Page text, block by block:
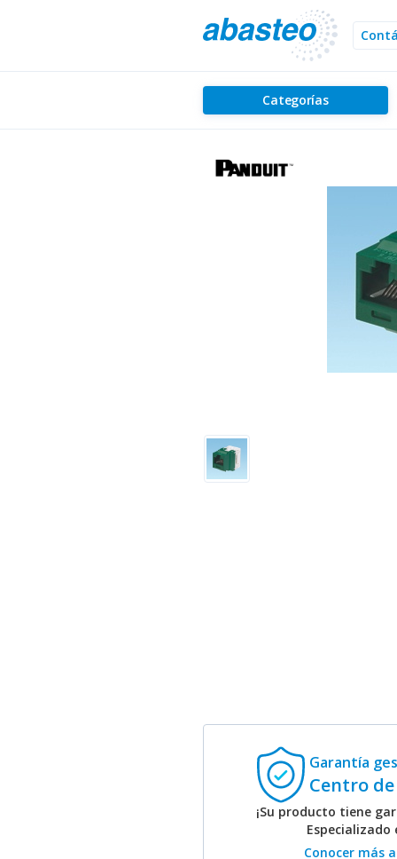
Categorías
Garantía
Centro
¡Su producto tiene
Especializado
Conocer más